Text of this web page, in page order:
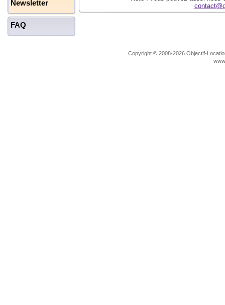
Newsletter
FAQ
Copyright © 2008-2026 Objectif-